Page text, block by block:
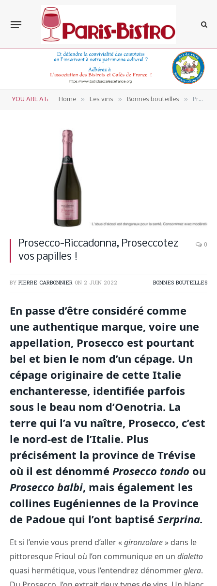
YOU ARE AT: Home » Les vins » Bonnes bouteilles » Prosecco-Riccadonna, Proseccotez vos papilles !
Prosecco-Riccadonna, Proseccotez
vos papilles !
0
BY PIERRE CARBONNIER ON 2 JUIN 2022 BONNES BOUTEILLES
En passe d’être considéré comme
une authentique marque, voire une
appellation, Prosecco est pourtant
bel et bien le nom d’un cépage. Un
cépage originaire de cette Italie
enchanteresse, identifiée parfois
sous le beau nom d’Oenotria. La
terre qui l’a vu naître, Prosecco, c’est
le nord-est de l’Italie. Plus
précisément la province de Trévise
où il est dénommé Prosecco tondo ou
Prosecco balbi, mais également les
collines Eugéniennes de la Province
de Padoue qui l’ont baptisé Serprina.
Et si l’envie vous prend d’aller «gironzolare » dans le
pittoresque Frioul où l’on communique en un dialetto
quasi hermétique, vous l’entendrez dénommerglera.